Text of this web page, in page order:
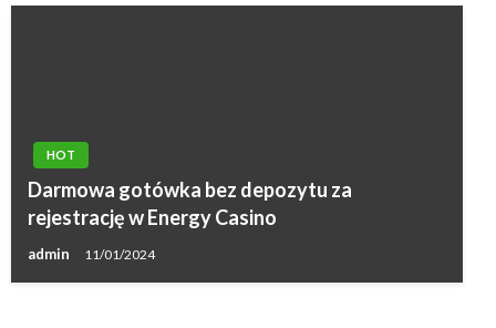
HOT
Darmowa gotówka bez depozytu za
rejestrację w Energy Casino
admin 11/01/2024